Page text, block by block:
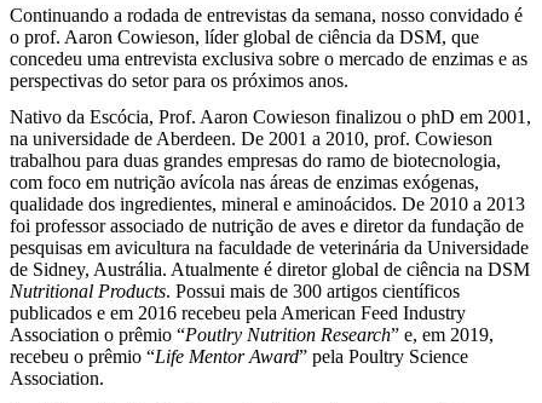
Continuando a rodada de entrevistas da semana, nosso convidado é
o prof. Aaron Cowieson, líder global de ciência da DSM, que
concedeu uma entrevista exclusiva sobre o mercado de enzimas e as
perspectivas do setor para os próximos anos.
Nativo da Escócia, Prof. Aaron Cowieson finalizou o phD em 2001,
na universidade de Aberdeen. De 2001 a 2010, prof. Cowieson
trabalhou para duas grandes empresas do ramo de biotecnologia,
com foco em nutrição avícola nas áreas de enzimas exógenas,
qualidade dos ingredientes, mineral e aminoácidos. De 2010 a 2013
foi professor associado de nutrição de aves e diretor da fundação de
pesquisas em avicultura na faculdade de veterinária da Universidade
de Sidney, Austrália. Atualmente é diretor global de ciência na DSM
Nutritional Products. Possui mais de 300 artigos científicos
publicados e em 2016 recebeu pela American Feed Industry
Association o prêmio “Poutlry Nutrition Research” e, em 2019,
recebeu o prêmio “Life Mentor Award” pela Poultry Science
Association.